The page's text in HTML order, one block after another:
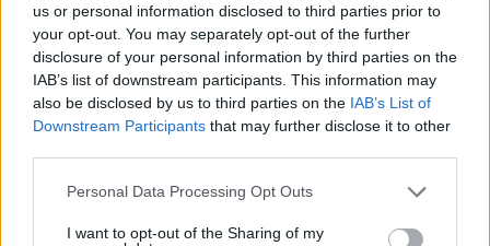
us or personal information disclosed to third parties prior to
your opt-out. You may separately opt-out of the further
disclosure of your personal information by third parties on the
IAB’s list of downstream participants. This information may
also be disclosed by us to third parties on the IAB’s List of
Downstream Participants that may further disclose it to other
Please note that this website/app uses one or more Google
not limited to your visit or usage behaviour. You may click to
Personal Data Processing Opt Outs
I want to opt-out of the Sharing of my
«Τα παιδιά έχουν μια μικρή ίωση»: Το
τελευταίο μήνυμα της μητέρας στον
πρώην σύζυγό της πριν δολοφονήσει
τα τέσσερα παιδιά τους
06.08.2026, 04:44 66
Χαμενεϊ στην Τεχεράνη: Βρέθηκαν σε